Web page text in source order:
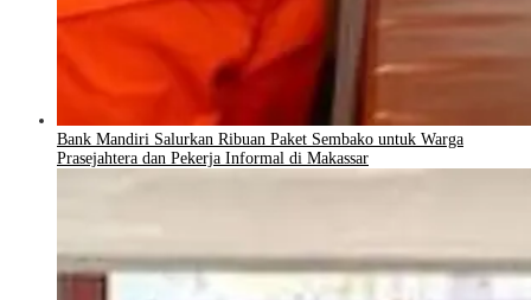
Bank Mandiri Salurkan Ribuan Paket Sembako untuk Warga
Prasejahtera dan Pekerja Informal di Makassar